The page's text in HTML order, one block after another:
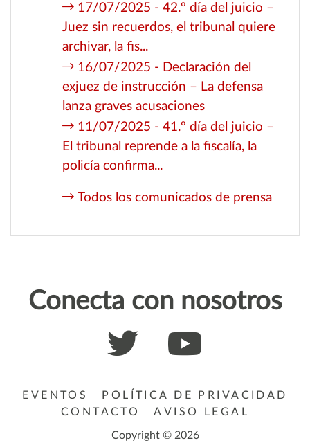
17/07/2025 - 42.º día del juicio –
Juez sin recuerdos, el tribunal quiere
archivar, la fis...
16/07/2025 - Declaración del
exjuez de instrucción – La defensa
lanza graves acusaciones
11/07/2025 - 41.º día del juicio –
El tribunal reprende a la fiscalía, la
policía confirma...
Todos los comunicados de prensa
Conecta con nosotros
EVENTOS
POLÍTICA DE PRIVACIDAD
CONTACTO
AVISO LEGAL
Copyright © 2026